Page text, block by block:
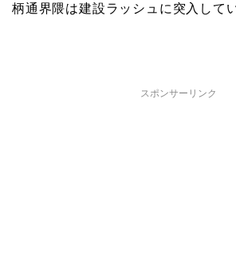
柄通界隈は建設ラッシュに突入して
スポンサーリンク